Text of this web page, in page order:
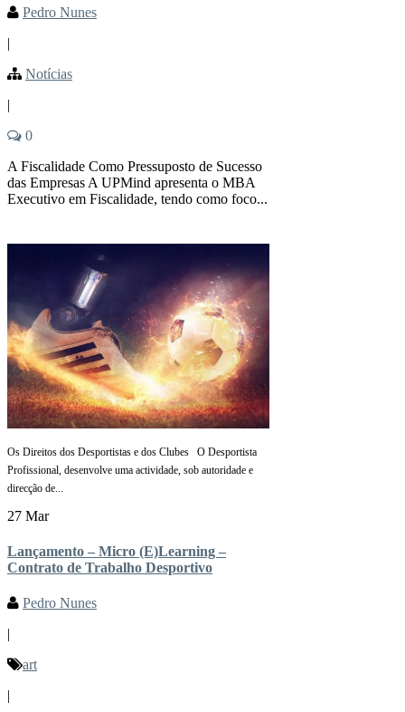
Pedro Nunes
|
Notícias
|
0
A Fiscalidade Como Pressuposto de Sucesso
das Empresas A UPMind apresenta o MBA
Executivo em Fiscalidade, tendo como foco...
Os Direitos dos Desportistas e dos Clubes O Desportista
Profissional, desenvolve uma actividade, sob autoridade e
direcção de...
27 Mar
Lançamento – Micro (E)Learning –
Contrato de Trabalho Desportivo
Pedro Nunes
|
art
|